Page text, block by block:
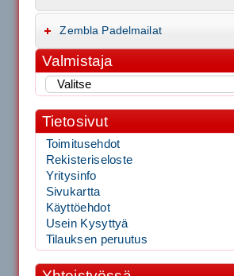
Zembla Padelmailat
Valmistaja
Tietosivut
Toimitusehdot
Rekisteriseloste
Yritysinfo
Sivukartta
Käyttöehdot
Usein Kysyttyä
Tilauksen peruutus